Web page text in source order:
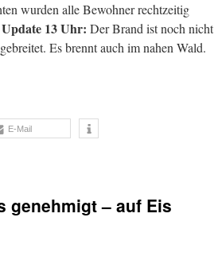
wurden alle Bewohner rechtzeitig
Update 13 Uhr: Der Brand ist noch nicht
Es brennt auch im nahen Wald.
E-Mail
genehmigt – auf Eis